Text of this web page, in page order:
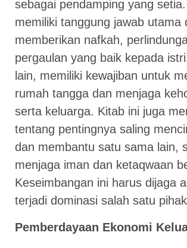
sebagai pendamping yang
memiliki tanggung jawab utama
memberikan nafkah,
pergaulan yang baik kepada
lain, memiliki kewajiban untuk
rumah tangga dan menjaga
serta keluarga. Kitab ini juga
tentang pentingnya saling
dan membantu satu sama lain,
menjaga iman dan ketaqwaan
Keseimbangan ini harus dijaga
terjadi dominasi salah satu
Pemberdayaan Ekonomi